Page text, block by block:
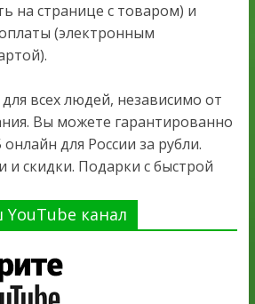
на странице с товаром) и
(электронным
всех людей, независимо от
Вы можете гарантированно
для России за рубли.
и скидки. Подарки с быстрой
канал